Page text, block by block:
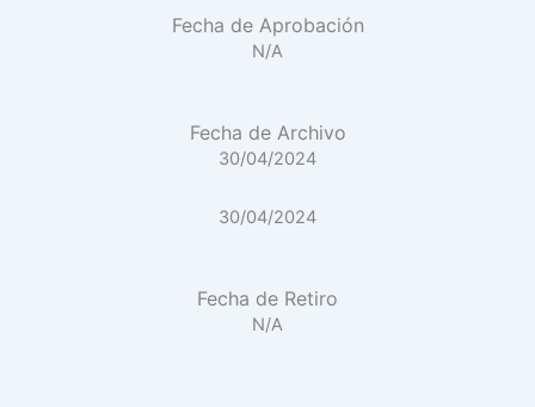
Fecha de Aprobación
N/A
Fecha de Archivo
30/04/2024
30/04/2024
Fecha de Retiro
N/A